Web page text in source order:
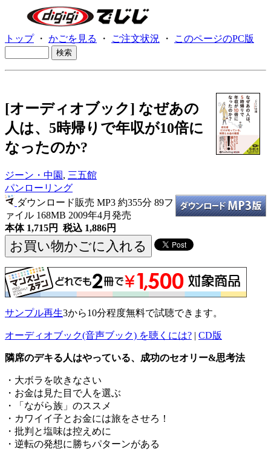
トップ・ かごを見る ・ ご注文状況 ・ このページのPC版
[オーディオブック] なぜあの
人は、5時帰りで年収が10倍に
なったのか?
ジーン・中園 , 三五館
パンローリング
ダウンロード販売 MP3 約355分 89フ
ァイル 168MB 2009年4月発売
本体 1,715円 税込 1,886円
サンプル再生3から10分程度無料で試聴できます。
オーディオブック(音声ブック) を聴くには? | CD版
隣席のデキる人はやっている、成功のセオリー&思考法
・大ボラを吹きなさい
・お金は見た目で人を選ぶ
・「ながら族」のススメ
・カワイイ子とお金には旅をさせろ！
・批判と塩味は控えめに
・逆転の発想に勝ちパターンがある